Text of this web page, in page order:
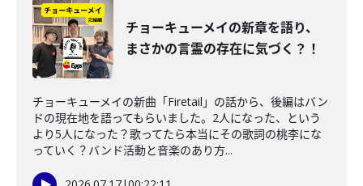
チョーキューメイの新章を語り、
まさかの言霊の存在に気づく？！
チョーキューメイの新曲「Firetail」の話から、後編はバン
ドの現在地を語ってもらいました。2人になった、という
より5人になった？歌ってたら本当にその歌詞の桃李にな
っていく？バンド活動と音楽のあり方...